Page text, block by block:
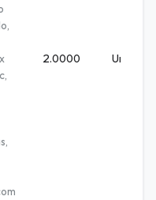
2.0000 Unidade